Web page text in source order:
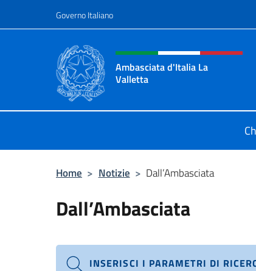
Governo Italiano
Intestazione sito, social
Ambasciata d'Italia La
Valletta
Home > Notizie > Dall’Ambasciata
Dall’Ambasciata
INSERISCI I PARAMETRI DI